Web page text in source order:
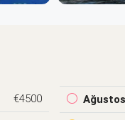
€4500 Ağustos